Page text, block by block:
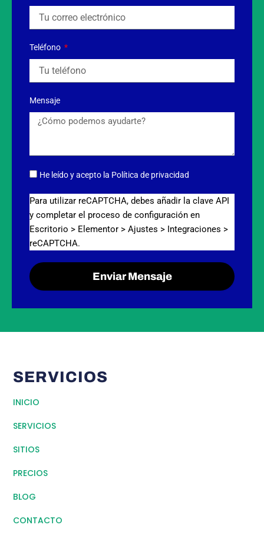
Teléfono
Mensaje
He leído y acepto la Política de privacidad
Para utilizar reCAPTCHA, debes añadir la clave API
y completar el proceso de configuración en
Escritorio > Elementor > Ajustes > Integraciones >
reCAPTCHA.
Enviar Mensaje
SERVICIOS
INICIO
SERVICIOS
SITIOS
PRECIOS
BLOG
CONTACTO